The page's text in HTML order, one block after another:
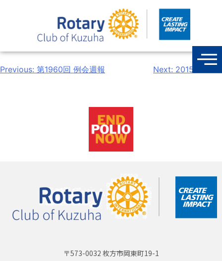
Previous: 第1960回 例会週報 Next: 2015年7月号
〒573-0032 枚方市岡東町19-1